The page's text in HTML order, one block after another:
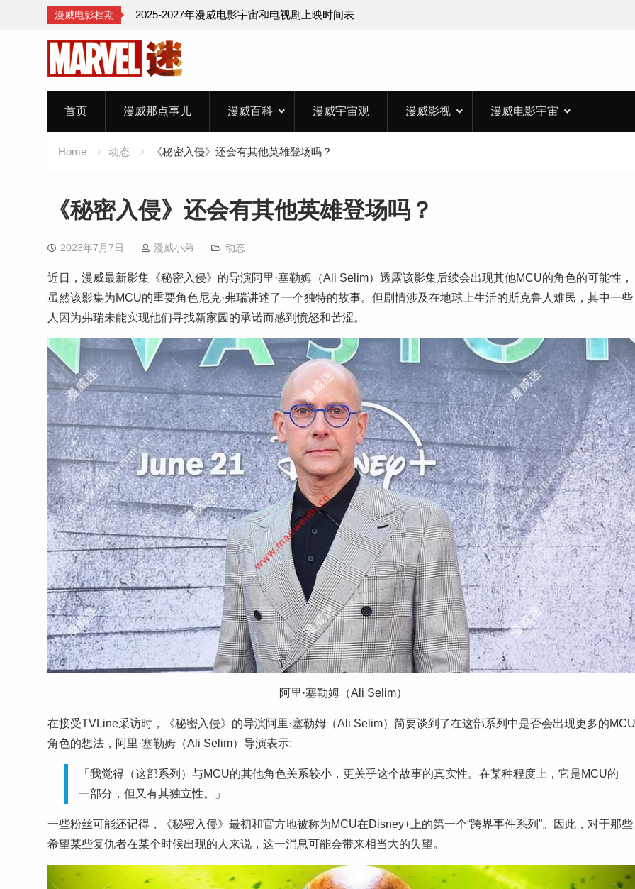
漫威电影档期
2025-2027年漫威电影宇宙和电视剧上映时间表
首页 漫威那点事儿 漫威百科 漫威宇宙观 漫威影视 漫威电影宇宙
Home 动态 《秘密入侵》还会有其他英雄登场吗？
《秘密入侵》还会有其他英雄登场吗？
2023年7月7日 漫威小弟 动态
近日，漫威最新影集《秘密入侵》的导演阿里·塞勒姆（Ali Selim）透露该影集后续会出现其他MCU的角色的可能性，
虽然该影集为MCU的重要角色尼克·弗瑞讲述了一个独特的故事。但剧情涉及在地球上生活的斯克鲁人难民，其中一些
人因为弗瑞未能实现他们寻找新家园的承诺而感到愤怒和苦涩。
阿里·塞勒姆（Ali Selim）
在接受TVLine采访时，《秘密入侵》的导演阿里·塞勒姆（Ali Selim）简要谈到了在这部系列中是否会出现更多的MCU
角色的想法，阿里·塞勒姆（Ali Selim）导演表示:
「我觉得（这部系列）与MCU的其他角色关系较小，更关乎这个故事的真实性。在某种程度上，它是MCU的
一部分，但又有其独立性。」
一些粉丝可能还记得，《秘密入侵》最初和官方地被称为MCU在Disney+上的第一个“跨界事件系列”。因此，对于那些
希望某些复仇者在某个时候出现的人来说，这一消息可能会带来相当大的失望。